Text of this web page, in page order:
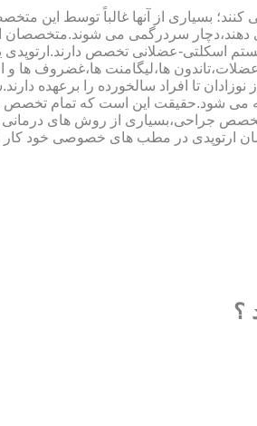
بسیاری از آنها غالباً توسط این
سردرگمی می شوند.متخصصان
اسکلتی-عضلانی تخصص
ها،لیگامنت ها،غضروف ها
تا افراد سالخورده را برعهده
می شود.حقیقت این است که تمام تخصص
جراحی،بسیاری از روش های درمانی
ارتوپدی در مطب های خصوصی خود
؟